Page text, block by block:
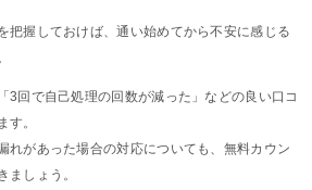
把握しておけば、通い始めてから不安に感じる
3回で自己処理の回数が減った」などの良い口コ
す。
れがあった場合の対応についても、無料カウン
ましょう。